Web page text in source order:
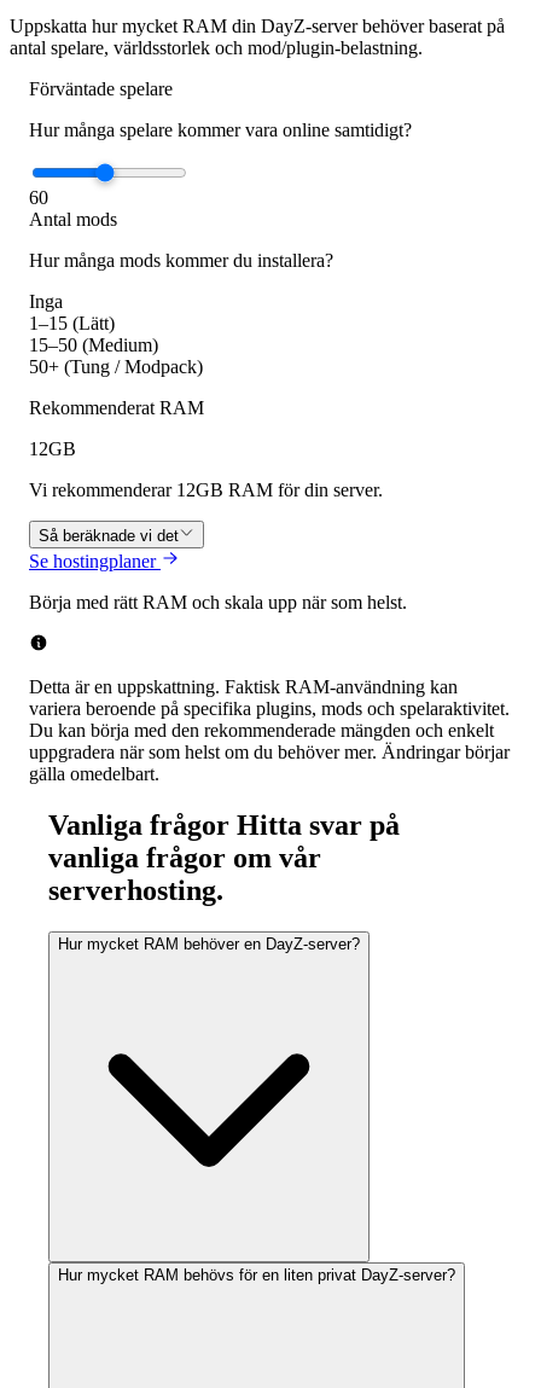
Uppskatta hur mycket RAM din DayZ-server behöver baserat på
antal spelare, världsstorlek och mod/plugin-belastning.
Förväntade spelare
Hur många spelare kommer vara online samtidigt?
60
Antal mods
Hur många mods kommer du installera?
Inga
1–15 (Lätt)
15–50 (Medium)
50+ (Tung / Modpack)
Rekommenderat RAM
12GB
Vi rekommenderar 12GB RAM för din server.
Så beräknade vi det
Se hostingplaner
Börja med rätt RAM och skala upp när som helst.
Detta är en uppskattning. Faktisk RAM-användning kan
variera beroende på specifika plugins, mods och spelaraktivitet.
Du kan börja med den rekommenderade mängden och enkelt
uppgradera när som helst om du behöver mer. Ändringar börjar
gälla omedelbart.
Vanliga frågor Hitta svar på
vanliga frågor om vår
serverhosting.
Hur mycket RAM behöver en DayZ-server?
Hur mycket RAM behövs för en liten privat DayZ-server?